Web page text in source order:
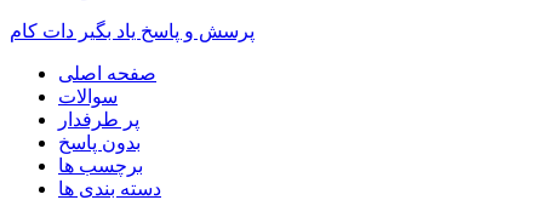
پرسش و پاسخ یاد بگیر دات کام
صفحه اصلی
سوالات
پر طرفدار
بدون پاسخ
برچسب ها
دسته بندی ها